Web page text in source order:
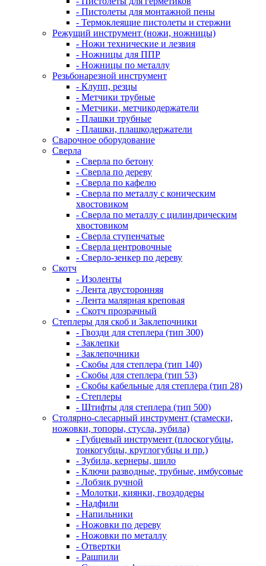
- Пистолеты для монтажной пены
- Термоклеящие пистолеты и стержни
Режущий инструмент (ножи, ножницы)
- Ножи технические и лезвия
- Ножницы для ППР
- Ножницы по металлу
Резьбонарезной инструмент
- Клупп, резцы
- Метчики трубные
- Метчики, метчикодержатели
- Плашки трубные
- Плашки, плашкодержатели
Сварочное оборудование
Сверла
- Сверла по бетону
- Сверла по дереву
- Сверла по кафелю
- Сверла по металлу с коническим
хвостовиком
- Сверла по металлу с цилиндрическим
хвостовиком
- Сверла ступенчатые
- Сверла центровочные
- Сверло-зенкер по дереву
Скотч
- Изоленты
- Лента двусторонняя
- Лента малярная креповая
- Скотч прозрачный
Степлеры для скоб и Заклепочники
- Гвозди для степлера (тип 300)
- Заклепки
- Заклепочники
- Скобы для степлера (тип 140)
- Скобы для степлера (тип 53)
- Скобы кабельные для степлера (тип 28)
- Степлеры
- Штифты для степлера (тип 500)
Столярно-слесарный инструмент (стамески,
ножовки, топоры, стусла, зубила)
- Губцевый инструмент (плоскогубцы,
тонкогубцы, круглогубцы и пр.)
- Зубила, кернеры, шило
- Ключи разводные, трубные, имбусовые
- Лобзик ручной
- Молотки, киянки, гвоздодеры
- Надфили
- Напильники
- Ножовки по дереву
- Ножовки по металлу
- Отвертки
- Рашпили